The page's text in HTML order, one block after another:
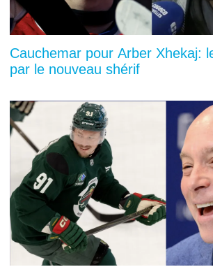
Cauchemar pour Arber Xhekaj:
par le nouveau shérif